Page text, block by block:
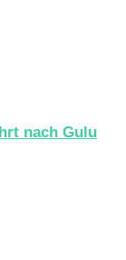
nach Gulu